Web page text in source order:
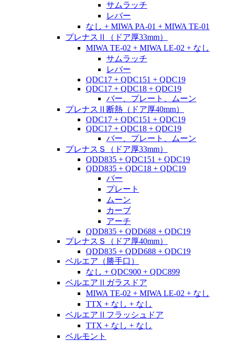
サムラッチ
レバー
なし + MIWA PA-01 + MIWA TE-01
プレナスⅡ（ドア厚33mm）
MIWA TE-02 + MIWA LE-02 + なし
サムラッチ
レバー
QDC17 + QDC151 + QDC19
QDC17 + QDC18 + QDC19
バー、プレート、ムーン
プレナスⅡ断熱（ドア厚40mm）
QDC17 + QDC151 + QDC19
QDC17 + QDC18 + QDC19
バー、プレート、ムーン
プレナスＳ（ドア厚33mm）
QDD835 + QDC151 + QDC19
QDD835 + QDC18 + QDC19
バー
プレート
ムーン
カーブ
アーチ
QDD835 + QDD688 + QDC19
プレナスＳ（ドア厚40mm）
QDD835 + QDD688 + QDC19
ベルエア（勝手口）
なし + QDC900 + QDC899
ベルエアⅡガラスドア
MIWA TE-02 + MIWA LE-02 + なし
TTX + なし + なし
ベルエアⅡフラッシュドア
TTX + なし + なし
ベルモント